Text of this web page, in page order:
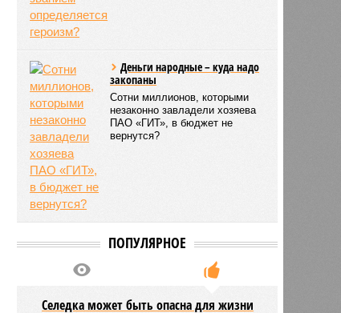
Деньги народные – куда надо
закопаны
Сотни миллионов, которыми
незаконно завладели хозяева
ПАО «ГИТ», в бюджет не
вернутся?
ПОПУЛЯРНОЕ
Селедка может быть опасна для жизни